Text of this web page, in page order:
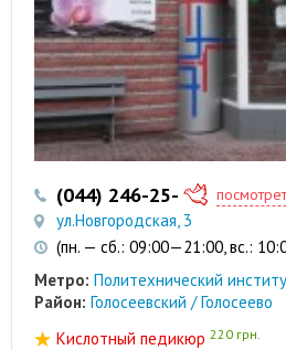
(044) 246-25-97 (066)
ул.Новгородская, 3
(пн. — сб.: 09:00—21:00, вс.:
Метро: Политехнический
Район: Голосеевский / Голосеево
Кислотный педикюр 220 грн.